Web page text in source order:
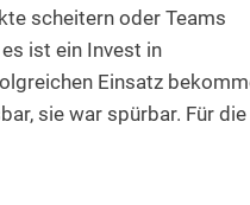
scheitern oder Teams
ist ein Invest in
Einsatz
sie war spürbar. Für die